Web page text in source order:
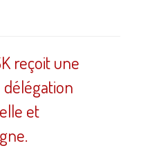
reçoit une
et